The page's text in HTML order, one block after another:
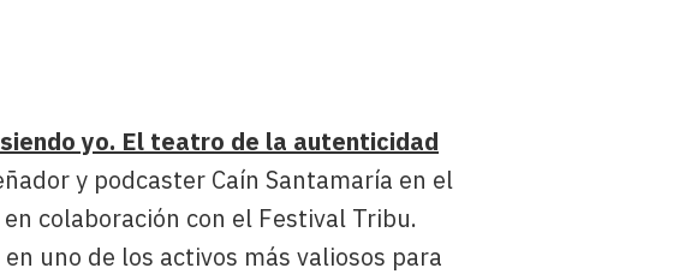
yo. El teatro de la autenticidad
y podcaster Caín Santamaría en el
colaboración con el Festival Tribu.
uno de los activos más valiosos para